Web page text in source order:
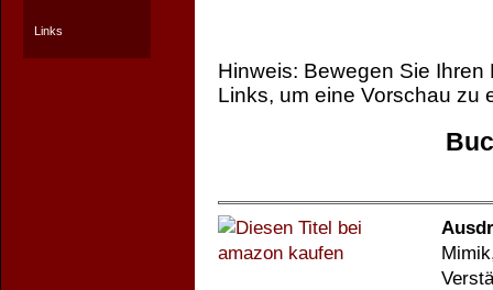
Links
Hinweis: Bewegen Sie
Links, um eine Vorschau zu